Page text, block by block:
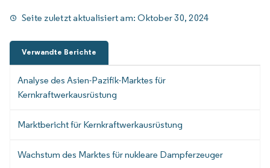
Seite zuletzt aktualisiert am:Oktober 30, 2024
Verwandte Berichte
Analyse des Asien-Pazifik-Marktes für
Kernkraftwerkausrüstung
Marktbericht für Kernkraftwerkausrüstung
Wachstum des Marktes für nukleare Dampferzeuger